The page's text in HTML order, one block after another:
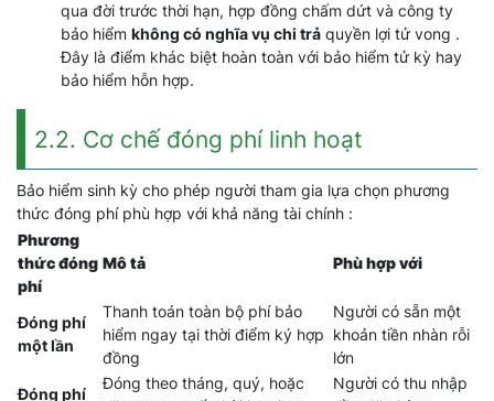
qua đời trước thời hạn, hợp đồng chấm dứt và công ty
bảo hiểm không có nghĩa vụ chi trả quyền lợi tử vong .
Đây là điểm khác biệt hoàn toàn với bảo hiểm tử kỳ hay
bảo hiểm hỗn hợp.
2.2. Cơ chế đóng phí linh hoạt
Bảo hiểm sinh kỳ cho phép người tham gia lựa chọn phương
thức đóng phí phù hợp với khả năng tài chính :
Phương
thức đóng
phí
Mô tả Phù hợp với
Đóng phí
một lần
Thanh toán toàn bộ phí bảo
hiểm ngay tại thời điểm ký hợp
đồng
Người có sẵn một
khoản tiền nhàn rỗi
lớn
Đóng phí
Đóng theo tháng, quý, hoặc
Người có thu nhập